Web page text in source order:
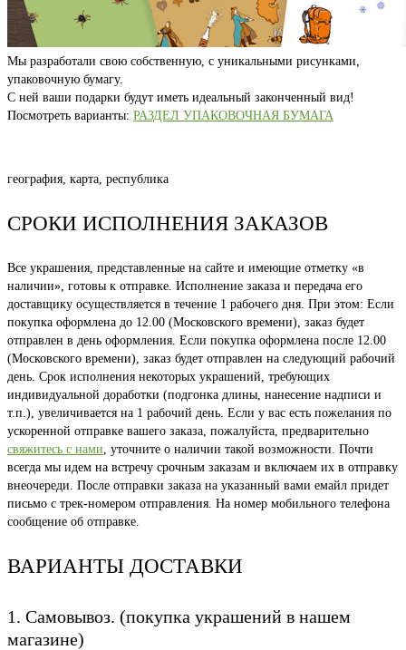
Мы разработали свою собственную, с уникальными рисунками,
упаковочную бумагу.
С ней ваши подарки будут иметь идеальный законченный вид!
Посмотреть варианты: РАЗДЕЛ УПАКОВОЧНАЯ БУМАГА
география, карта, республика
СРОКИ ИСПОЛНЕНИЯ ЗАКАЗОВ
Все украшения, представленные на сайте и имеющие отметку «в
наличии», готовы к отправке. Исполнение заказа и передача его
доставщику осуществляется в течение 1 рабочего дня. При этом: Если
покупка оформлена до 12.00 (Московского времени), заказ будет
отправлен в день оформления. Если покупка оформлена после 12.00
(Московского времени), заказ будет отправлен на следующий рабочий
день. Срок исполнения некоторых украшений, требующих
индивидуальной доработки (подгонка длины, нанесение надписи и
т.п.), увеличивается на 1 рабочий день. Если у вас есть пожелания по
ускоренной отправке вашего заказа, пожалуйста, предварительно
свяжитесь с нами, уточните о наличии такой возможности. Почти
всегда мы идем на встречу срочным заказам и включаем их в отправку
внеочереди. После отправки заказа на указанный вами емайл придет
письмо с трек-номером отправления. На номер мобильного телефона
сообщение об отправке.
ВАРИАНТЫ ДОСТАВКИ
1. Самовывоз. (покупка украшений в нашем
магазине)